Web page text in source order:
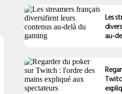
Les
au-